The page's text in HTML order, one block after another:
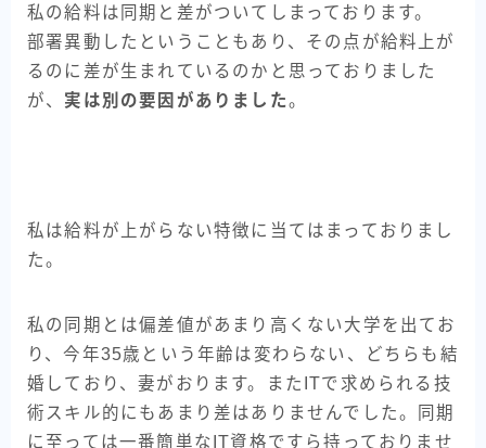
私の給料は同期と差がついてしまっております。
部署異動したということもあり、その点が給料上が
るのに差が生まれているのかと思っておりました
が、 実は別の要因がありました。
私は給料が上がらない特徴に当てはまっておりまし
た。
私の同期とは偏差値があまり高くない大学を出てお
り、今年35歳という年齢は変わらない、どちらも結
婚しており、妻がおります。またITで求められる技
術スキル的にもあまり差はありませんでした。同期
に至っては一番簡単なIT資格ですら持っておりませ